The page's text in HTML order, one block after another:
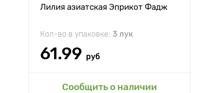
Лилия азиатская Эприкот Фадж
Кол-во в упаковке: 3 лук
61.99 руб
Сообщить о наличии